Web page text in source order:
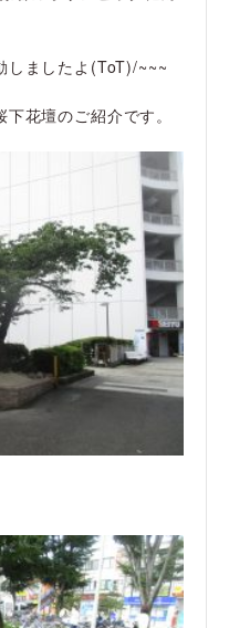
しましたよ(ToT)/~~~
花壇のご紹介です。